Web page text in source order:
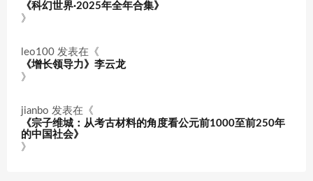
《科幻世界·2025年全年合集》
》
leo100 发表在《
《增长领导力》李云龙
》
jianbo 发表在《
《宗子维城：从考古材料的角度看公元前1000至前250年
的中国社会》
》